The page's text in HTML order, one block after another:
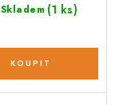
Skladem (1 ks)